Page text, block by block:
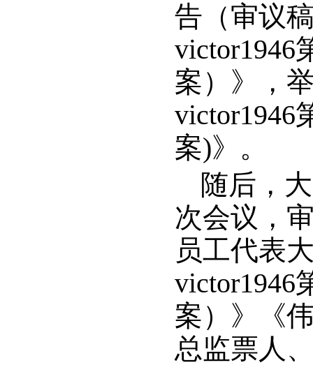
告（审议
victor1946
案）》，
victor1946
案)》。
随后，
次会议，
员工代表
victor1946
案）》《
总监票人